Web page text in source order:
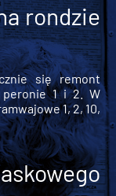
rondzie
się remont
peronie 1 i 2. W
1, 2, 10,